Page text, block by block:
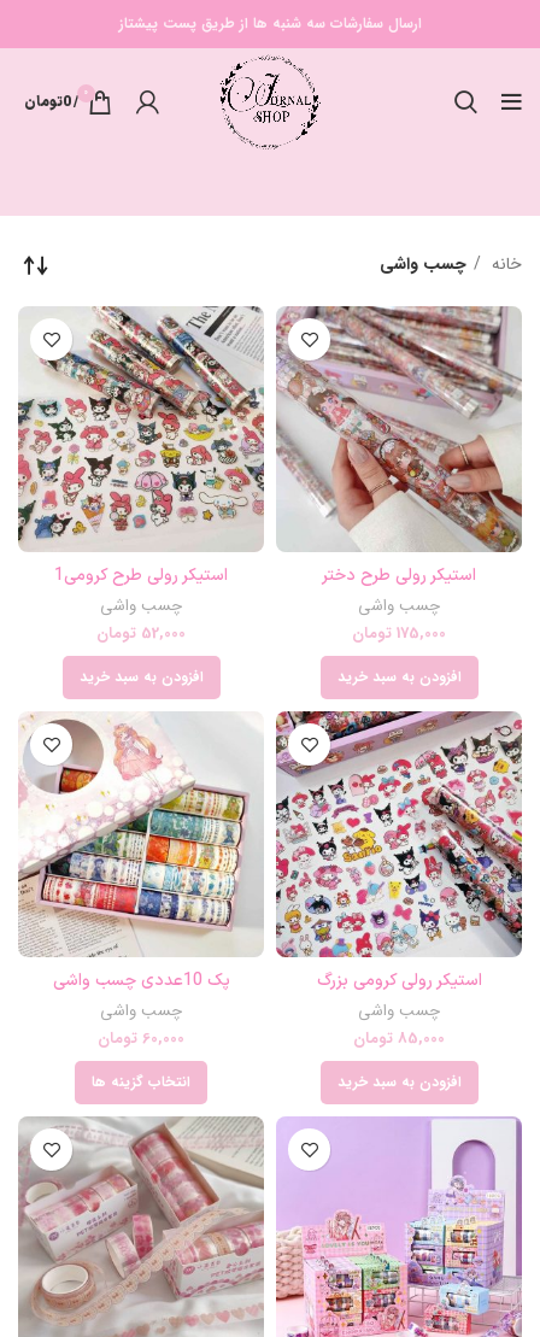
ارسال سفارشات سه شنبه ها از طریق پست پیشتاز
0
/
0تومان
خانه چسب واشی
استیکر رولی طرح دختر
چسب واشی
175,000تومان
افزودن به سبد خرید
استیکر رولی طرح کرومی1
چسب واشی
52,000 تومان
افزودن به سبد خرید
استیکر رولی کرومی بزرگ
چسب واشی
85,000 تومان
افزودن به سبد خرید
پک 10عددی چسب واشی
چسب واشی
60,000تومان
انتخاب گزینه ها